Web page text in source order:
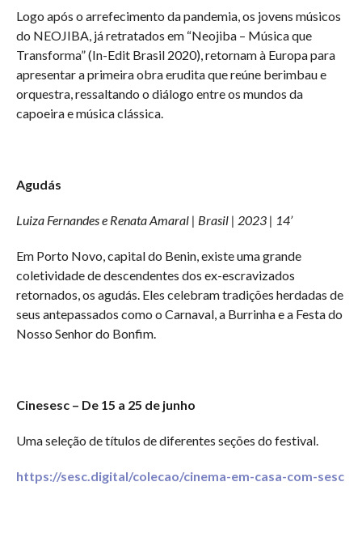
Logo após o arrefecimento da pandemia, os jovens músicos
do NEOJIBA, já retratados em “Neojiba – Música que
Transforma” (In-Edit Brasil 2020), retornam à Europa para
apresentar a primeira obra erudita que reúne berimbau e
orquestra, ressaltando o diálogo entre os mundos da
capoeira e música clássica.
Agudás
Luiza Fernandes e Renata Amaral | Brasil | 2023 | 14’
Em Porto Novo, capital do Benin, existe uma grande
coletividade de descendentes dos ex-escravizados
retornados, os agudás. Eles celebram tradições herdadas de
seus antepassados como o Carnaval, a Burrinha e a Festa do
Nosso Senhor do Bonfim.
Cinesesc – De 15 a 25 de junho
Uma seleção de títulos de diferentes seções do festival.
https://sesc.digital/colecao/cinema-em-casa-com-sesc